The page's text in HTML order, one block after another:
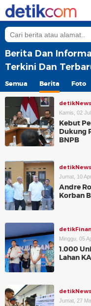
Berita Dan
Terkini Dan
Semua Berita Foto
detikNews
Kamis, 02
Kebut
Dukung
BNPB
detikNews
Jumat, 10
Andre
Korban
Minggu, 05
1.000
Lahan
detikNews
Jumat, 27